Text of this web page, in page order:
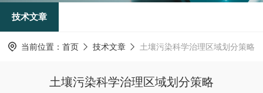
技术文章
当前位置： 首页 技术文章 土壤污染科学治理区域划分策略
土壤污染科学治理区域划分策略